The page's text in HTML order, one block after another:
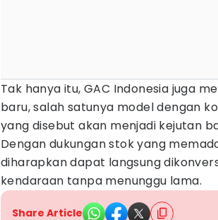
Tak hanya itu, GAC Indonesia juga
baru, salah satunya model dengan
yang disebut akan menjadi kejutan
Dengan dukungan stok yang
diharapkan dapat langsung
kendaraan tanpa menunggu lama.
Share Article